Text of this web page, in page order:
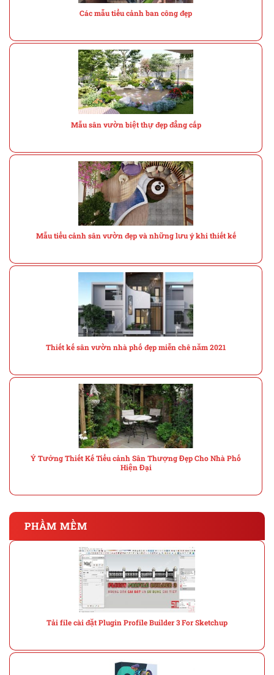
Các mẫu tiểu cảnh ban công đẹp
Mẫu sân vườn biệt thự đẹp đẳng cấp
Mẫu tiểu cảnh sân vườn đẹp và những lưu ý khi thiết kế
Thiết kế sân vườn nhà phố đẹp miễn chê năm 2021
Ý Tưởng Thiết Kế Tiểu cảnh Sân Thượng Đẹp Cho Nhà Phố
Hiện Đại
PHẦM MỀM
Tải file cài đặt Plugin Profile Builder 3 For Sketchup